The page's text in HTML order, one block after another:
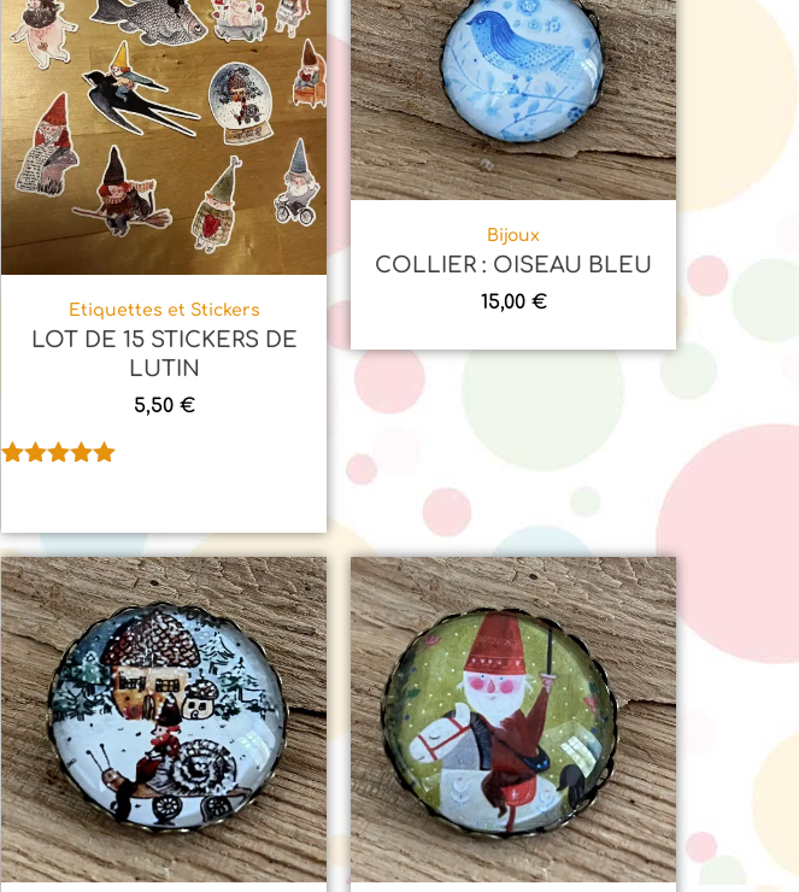
Etiquettes et Stickers
LOT DE 15 STICKERS DE
LUTIN
5,50 €
notation
client
Bijoux
COLLIER : OISEAU BLEU
15,00 €